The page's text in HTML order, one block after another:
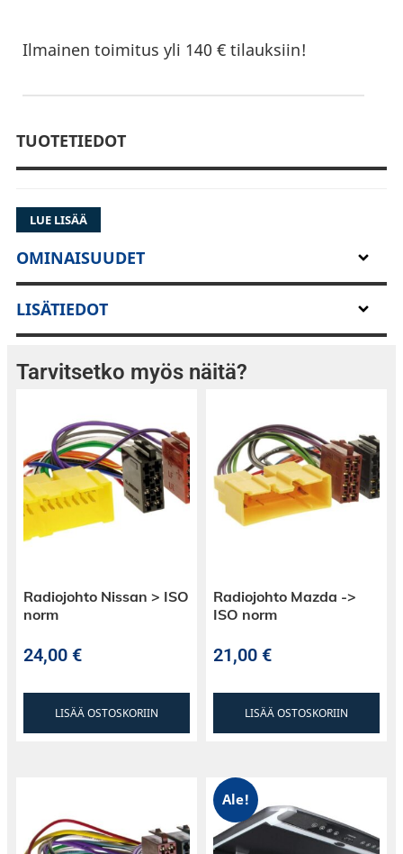
Ilmainen toimitus yli 140 € tilauksiin!
TUOTETIEDOT
LUE LISÄÄ
OMINAISUUDET
LISÄTIEDOT
Tarvitsetko myös näitä?
Radiojohto Nissan > ISO
norm
24,00€
LISÄÄ OSTOSKORIIN
Radiojohto Mazda ->
ISO norm
21,00€
LISÄÄ OSTOSKORIIN
Ale!